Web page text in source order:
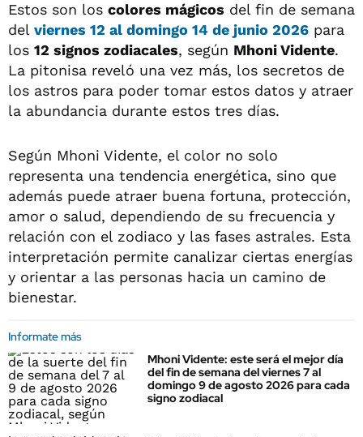
Estos son los colores mágicos del fin de semana
del viernes 12 al domingo 14 de junio 2026 para
los 12 signos zodiacales, según Mhoni Vidente.
La pitonisa reveló una vez más, los secretos de
los astros para poder tomar estos datos y atraer
la abundancia durante estos tres días.
Según Mhoni Vidente, el color no solo
representa una tendencia energética, sino que
además puede atraer buena fortuna, protección,
amor o salud, dependiendo de su frecuencia y
relación con el zodiaco y las fases astrales. Esta
interpretación permite canalizar ciertas energías
y orientar a las personas hacia un camino de
bienestar.
Informate más
Mhoni Vidente: este será el mejor día
del fin de semana del viernes 7 al
domingo 9 de agosto 2026 para cada
signo zodiacal